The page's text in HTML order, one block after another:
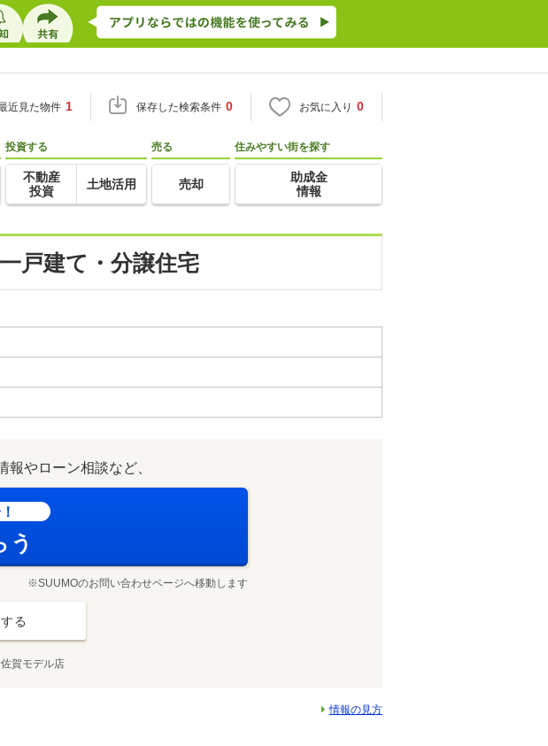
近見た物件 1 保存した検索条件 0 お気に入り 0
投資する
不動産
投資
土地活用
売る
売却
住みやすい街を探す
助成金
情報
戸建て・分譲住宅
やローン相談など、
う
※SUUMOのお問い合わせページへ移動します
る
賀モデル店
情報の見方